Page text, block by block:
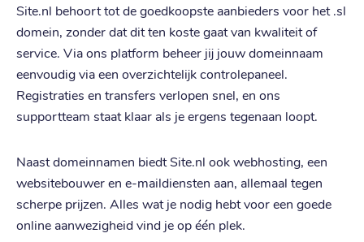
Site.nl behoort tot de goedkoopste aanbieders voor het .sl
domein, zonder dat dit ten koste gaat van kwaliteit of
service. Via ons platform beheer jij jouw domeinnaam
eenvoudig via een overzichtelijk controlepaneel.
Registraties en transfers verlopen snel, en ons
supportteam staat klaar als je ergens tegenaan loopt.
Naast domeinnamen biedt Site.nl ook webhosting, een
websitebouwer en e-maildiensten aan, allemaal tegen
scherpe prijzen. Alles wat je nodig hebt voor een goede
online aanwezigheid vind je op één plek.